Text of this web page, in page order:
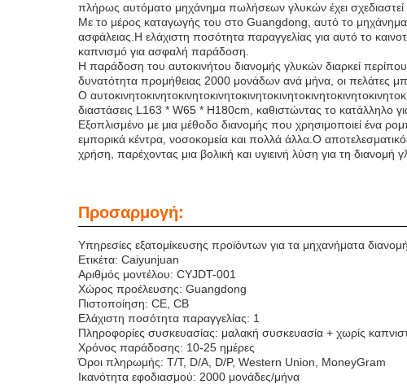
πλήρως αυτόματο μηχάνημα πωλήσεων γλυκών έχει σχεδιαστεί
Με το μέρος καταγωγής του στο Guangdong, αυτό το
ασφάλειας.Η ελάχιστη ποσότητα παραγγελίας για αυτό το
καπνισμό για ασφαλή παράδοση.
Η παράδοση του αυτοκινήτου διανομής γλυκών διαρκεί
δυνατότητα προμήθειας 2000 μονάδων ανά μήνα, οι πελάτες
Ο
διαστάσεις L163 * W65 * H180cm, καθιστώντας το κατάλληλο
Εξοπλισμένο με μια μέθοδο διανομής που χρησιμοποιεί ένα
εμπορικά κέντρα, νοσοκομεία και πολλά άλλα.Ο
χρήση, παρέχοντας μια βολική και υγιεινή λύση για τη διανομή
Προσαρμογή:
Υπηρεσίες εξατομίκευσης προϊόντων για τα μηχανήματα
Ετικέτα: Caiyunjuan
Αριθμός μοντέλου: CYJDT-001
Χώρος προέλευσης: Guangdong
Πιστοποίηση: CE, CB
Ελάχιστη ποσότητα παραγγελίας: 1
Πληροφορίες συσκευασίας: μαλακή συσκευασία + χωρίς
Χρόνος παράδοσης: 10-25 ημέρες
Όροι πληρωμής: T/T, D/A, D/P, Western Union, MoneyGram
Ικανότητα εφοδιασμού: 2000 μονάδες/μήνα